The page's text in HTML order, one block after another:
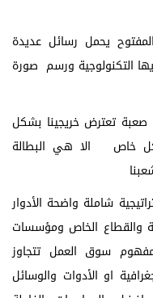
يحمل رسائل عديدة
التكنولوجية ورسم صورة
تعترض خريجينا بشكل
خاص الا هي البطالة
شاملة واضحة الأدوار
والقطاع الخاص ومؤسسات
سوق العمل تتجاوز
او الأدوات والوسائل